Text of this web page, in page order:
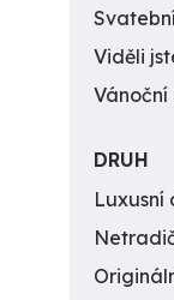
Viděli
DRUH
Luxusní